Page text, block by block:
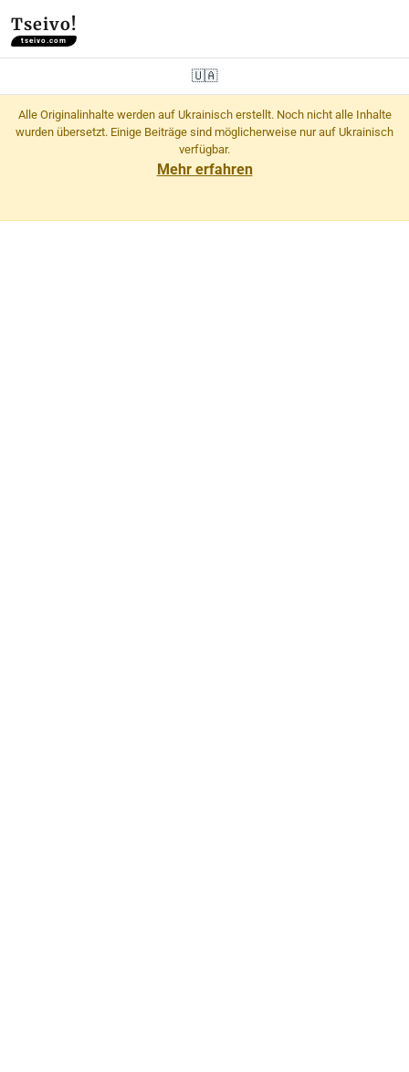
Tseivo!
tseivo.com
🇺🇦
Alle Originalinhalte werden auf Ukrainisch erstellt. Noch nicht alle Inhalte
wurden übersetzt. Einige Beiträge sind möglicherweise nur auf Ukrainisch
verfügbar.
Mehr erfahren